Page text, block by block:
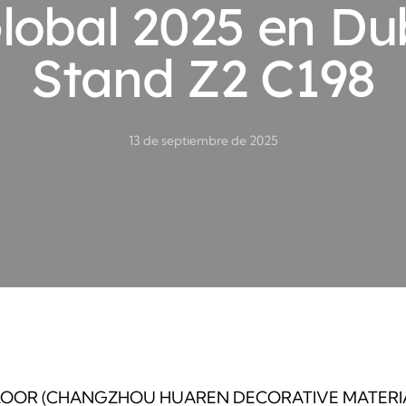
2025 en
Stand Z2 C198
13 de septiembre de 2025
(CHANGZHOU HUAREN DECORATIVE